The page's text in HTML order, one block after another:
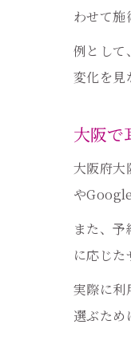
わせて施
例として
変化を見
大阪で
大阪府大
や
また、
に応じ
実際に利
選ぶため